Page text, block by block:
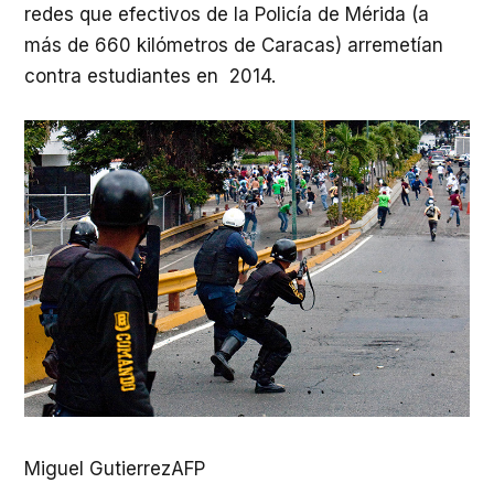
redes que efectivos de la Policía de Mérida (a
más de 660 kilómetros de Caracas) arremetían
contra estudiantes en 2014.
Miguel GutierrezAFP